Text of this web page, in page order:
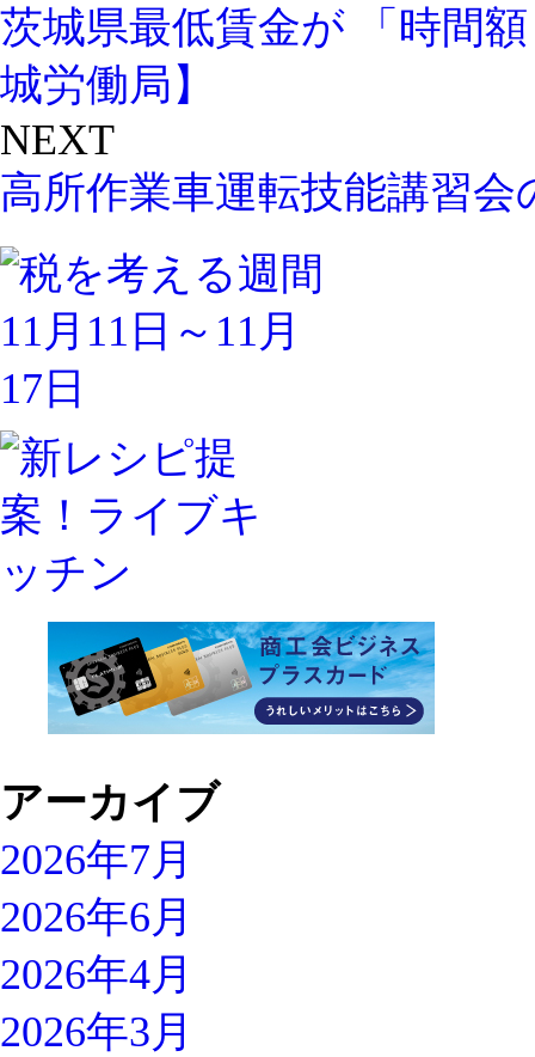
茨城県最低賃金が 「時間
城労働局】
NEXT
高所作業車運転技能講習
アーカイブ
2026年7月
2026年6月
2026年4月
2026年3月